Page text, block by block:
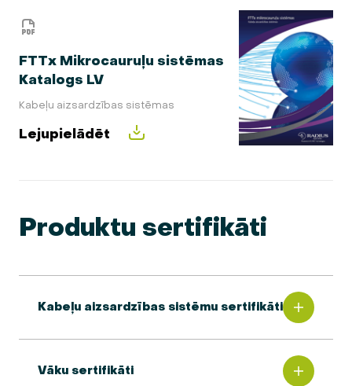
FTTx Mikrocauruļu sistēmas
Katalogs LV
Kabeļu aizsardzības sistēmas
Lejupielādēt
Produktu sertifikāti
Kabeļu aizsardzības sistēmu sertifikāti
Vāku sertifikāti